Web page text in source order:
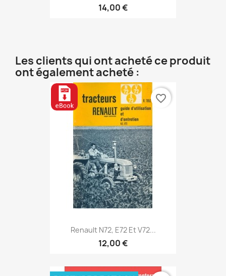
14,00 €
Les clients qui ont acheté ce produit
ont également acheté :
Renault N72, E72 Et V72...
12,00 €
favorite_border